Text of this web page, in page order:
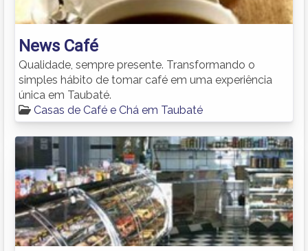
News Café
Qualidade, sempre presente. Transformando o
simples hábito de tomar café em uma experiência
única em Taubaté.
Casas de Café e Chá em Taubaté